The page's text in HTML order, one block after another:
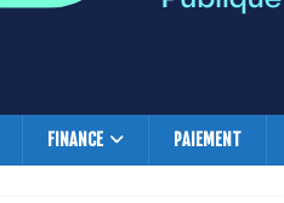
FINANCE PAIEMENT